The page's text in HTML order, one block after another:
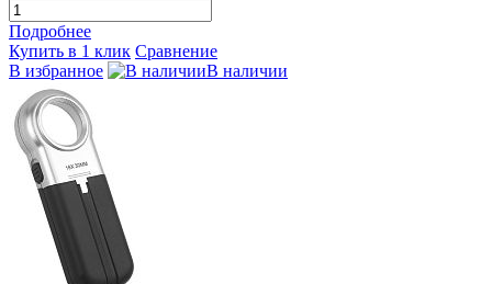
Подробнее
Купить в 1 клик Сравнение
В избранное
В наличии